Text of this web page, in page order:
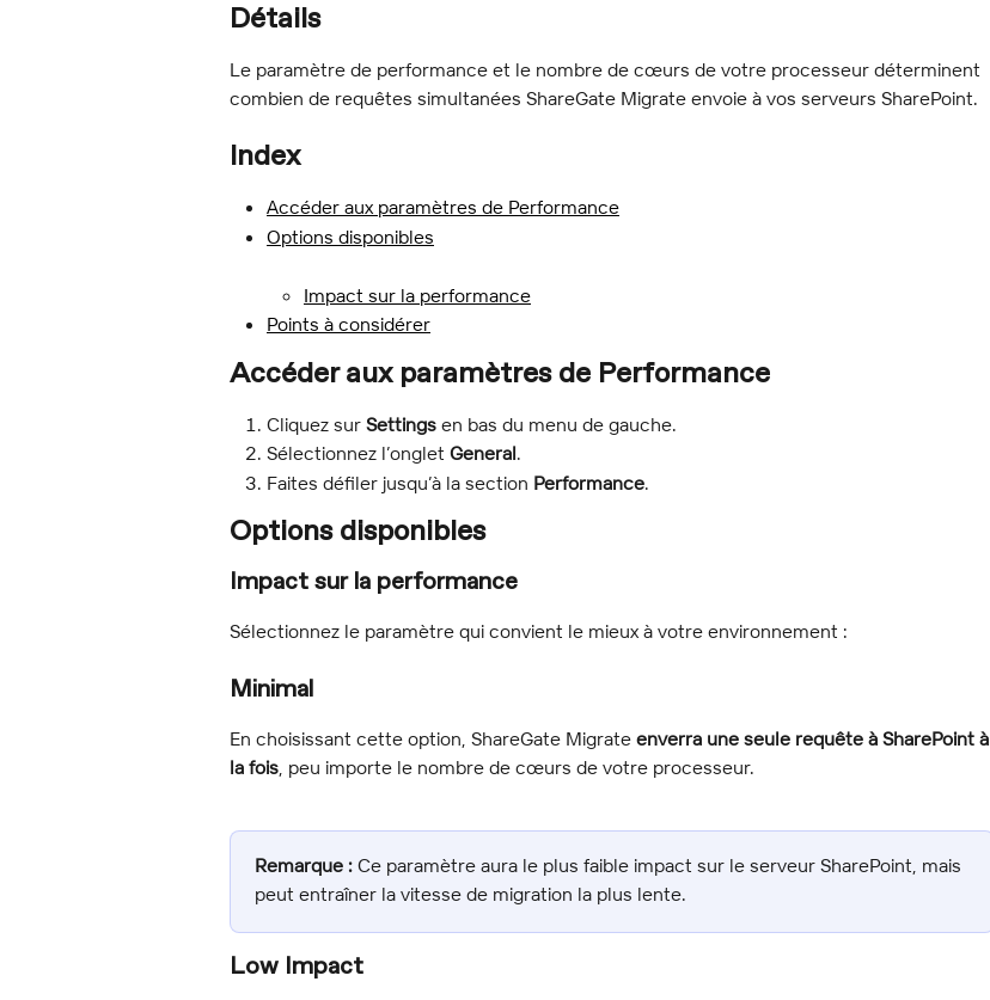
Détails
Le paramètre de performance et le nombre de cœurs de votre processeur déterminent
combien de requêtes simultanées ShareGate Migrate envoie à vos serveurs SharePoint.
Index
Accéder aux paramètres de Performance
Options disponibles
Impact sur la performance
Points à considérer
Accéder aux paramètres de Performance
Cliquez sur Settings en bas du menu de gauche.
Sélectionnez l’onglet General.
Faites défiler jusqu’à la section Performance.
Options disponibles
Impact sur la performance
Sélectionnez le paramètre qui convient le mieux à votre environnement :
Minimal
En choisissant cette option, ShareGate Migrate enverra une seule requête à SharePoint à
la fois, peu importe le nombre de cœurs de votre processeur.
Remarque : Ce paramètre aura le plus faible impact sur le serveur SharePoint, mais
peut entraîner la vitesse de migration la plus lente.
Low Impact